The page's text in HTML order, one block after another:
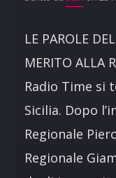
LE PAROLE
MERITO ALLA
Radio Time si
Sicilia. Dopo
Regionale
Regionale